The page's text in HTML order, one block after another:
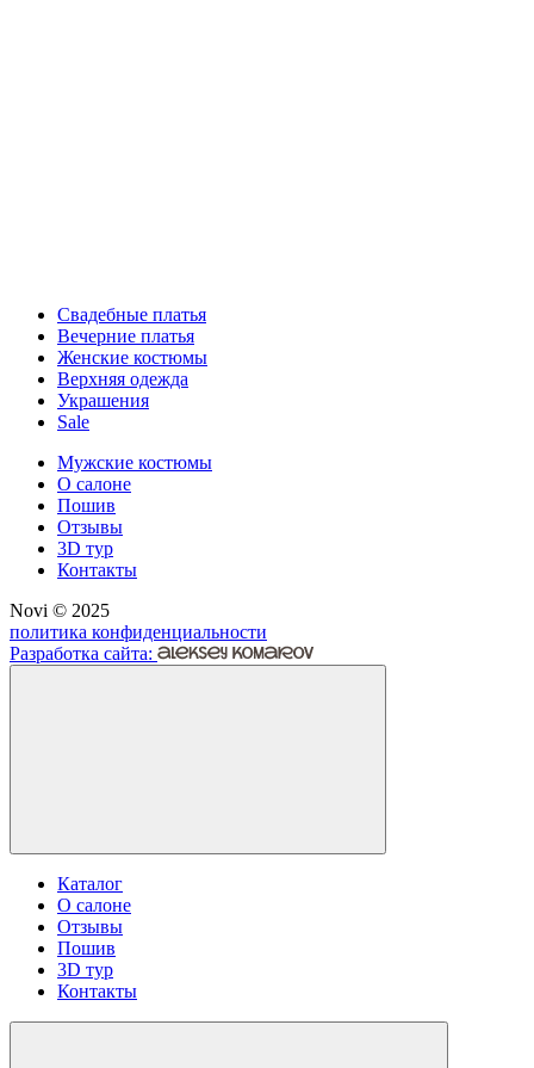
Свадебные платья
Вечерние платья
Женские костюмы
Верхняя одежда
Украшения
Sale
Мужские костюмы
О салоне
Пошив
Отзывы
3D тур
Контакты
Novi © 2025
политика конфиденциальности
Разработка сайта:
Каталог
О салоне
Отзывы
Пошив
3D тур
Контакты